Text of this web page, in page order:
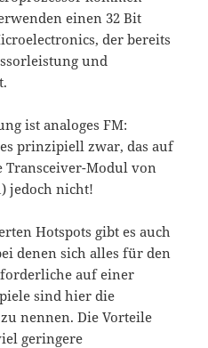
einen 32 Bit
der bereits
und
ist analoges FM:
prinzipiell zwar, das auf
Transceiver-Modul von
jedoch nicht!
Hotspots gibt es auch
denen sich alles für den
auf einer
sind hier die
zu nennen. Die Vorteile
geringere